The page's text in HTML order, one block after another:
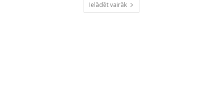
Ielādēt vairāk